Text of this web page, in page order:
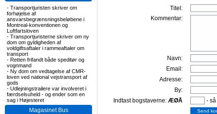
- Transportjuristen skriver om
forhøjelse af
ansvarsbegrænsningsbeløbene i
Montreal-konventionen og
Luftfartsloven
- Transportjuristerne skriver om ny
dom om gyldigheden af
voldgiftsaftaler i rammeaftaler om
transport
- Retten frifandt både speditør og
vognmand
- Ny dom om vedtagelse af CMR-
loven ved national vejstransport af
gods
- Udlejningstrailere var involveret i
færdselsuheld - og ender som en
sag i Højesteret
Magasinet Bus
Titel:
Kommentar:
Navn:
Email:
Adresse:
By:
Indtast bogstaverne: ÆØÅ -